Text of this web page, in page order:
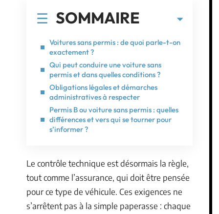
SOMMAIRE
Voitures sans permis : de quoi parle-t-on
exactement ?
Qui peut conduire une voiture sans
permis et dans quelles conditions ?
Obligations légales et démarches
administratives à respecter
Permis B ou voiture sans permis : quelles
différences et vers qui se tourner pour
s’informer ?
Le contrôle technique est désormais la règle,
tout comme l’assurance, qui doit être pensée
pour ce type de véhicule. Ces exigences ne
s’arrêtent pas à la simple paperasse : chaque